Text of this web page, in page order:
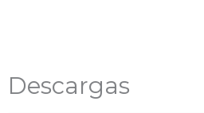
Descargas